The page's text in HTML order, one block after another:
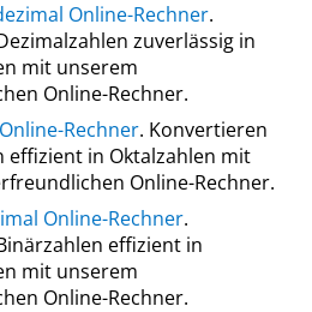
Online-Rechner.
zuverlässig in
mit unserem
Online-Rechner.
Rechner. Konvertieren
effizient in Oktalzahlen mit
Online-Rechner.
Online-Rechner.
effizient in
mit unserem
Online-Rechner.